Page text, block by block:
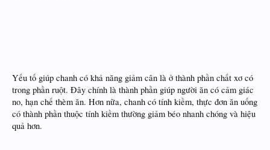
Yếu tố giúp chanh có khả năng giảm cân là ở thành phần chất xơ có
trong phần ruột. Đây chính là thành phần giúp người ăn có cảm giác
no, hạn chế thèm ăn. Hơn nữa, chanh có tính kiềm, thực đơn ăn uống
có thành phần thuộc tính kiềm thường giảm béo nhanh chóng và hiệu
quả hơn.